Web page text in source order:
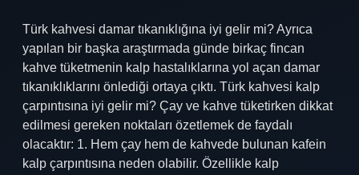
Türk kahvesi damar tıkanıklığına iyi gelir mi? Ayrıca
yapılan bir başka araştırmada günde birkaç fincan
kahve tüketmenin kalp hastalıklarına yol açan damar
tıkanıklıklarını önlediği ortaya çıktı. Türk kahvesi kalp
çarpıntısına iyi gelir mi? Çay ve kahve tüketirken dikkat
edilmesi gereken noktaları özetlemek de faydalı
olacaktır: 1. Hem çay hem de kahvede bulunan kafein
kalp çarpıntısına neden olabilir. Özellikle kalp